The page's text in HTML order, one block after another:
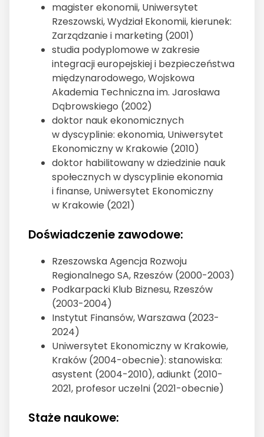
magister ekonomii, Uniwersytet
Rzeszowski, Wydział Ekonomii, kierunek:
Zarządzanie i marketing (2001)
studia podyplomowe w zakresie
integracji europejskiej i bezpieczeństwa
międzynarodowego, Wojskowa
Akademia Techniczna im. Jarosława
Dąbrowskiego (2002)
doktor nauk ekonomicznych
w dyscyplinie: ekonomia, Uniwersytet
Ekonomiczny w Krakowie (2010)
doktor habilitowany w dziedzinie nauk
społecznych w dyscyplinie ekonomia
i finanse, Uniwersytet Ekonomiczny
w Krakowie (2021)
Doświadczenie zawodowe:
Rzeszowska Agencja Rozwoju
Regionalnego SA, Rzeszów (2000-2003)
Podkarpacki Klub Biznesu, Rzeszów
(2003-2004)
Instytut Finansów, Warszawa (2023-
2024)
Uniwersytet Ekonomiczny w Krakowie,
Kraków (2004-obecnie): stanowiska:
asystent (2004-2010), adiunkt (2010-
2021, profesor uczelni (2021-obecnie)
Staże naukowe: